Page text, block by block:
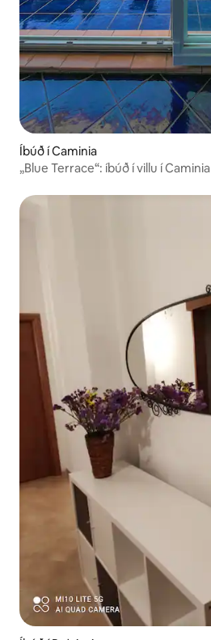
Íbúð í Caminia
„Blue Terrace“: íbúð í villu í Caminia